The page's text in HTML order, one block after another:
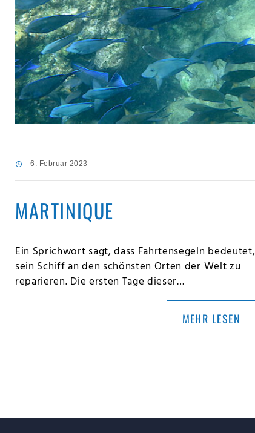
6. Februar 2023
MARTINIQUE
Ein Sprichwort sagt, dass Fahrtensegeln bedeutet,
sein Schiff an den schönsten Orten der Welt zu
reparieren. Die ersten Tage dieser…
MEHR LESEN